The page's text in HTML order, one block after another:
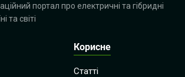
портал про електричні та гібридні
та світі
Корисне
Статті